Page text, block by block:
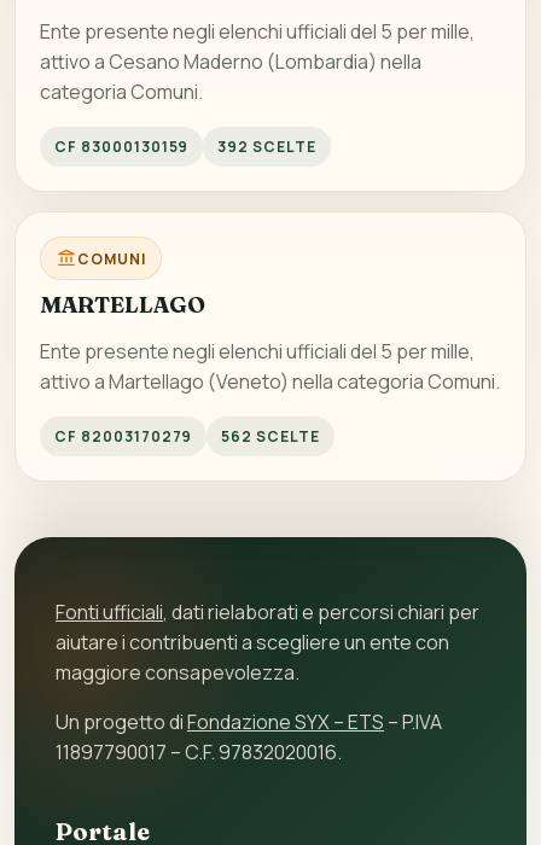
Ente presente negli elenchi ufficiali del 5 per mille,
attivo a Cesano Maderno (Lombardia) nella
categoria Comuni.
CF 83000130159 392 SCELTE
COMUNI
MARTELLAGO
Ente presente negli elenchi ufficiali del 5 per mille,
attivo a Martellago (Veneto) nella categoria Comuni.
CF 82003170279 562 SCELTE
Fonti ufficiali, dati rielaborati e percorsi chiari per
aiutare i contribuenti a scegliere un ente con
maggiore consapevolezza.
Un progetto diFondazione SYX – ETS – P.IVA
11897790017 – C.F. 97832020016.
Portale